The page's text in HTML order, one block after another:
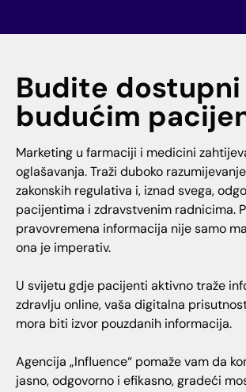
Budite dostupni
budućim
Marketing u farmaciji i medicini
oglašavanja. Traži duboko
zakonskih regulativa i, iznad svega,
pacijentima i zdravstvenim radnicima.
pravovremena informacija nije samo
ona je imperativ.
U svijetu gdje pacijenti aktivno traže
zdravlju online, vaša digitalna
mora biti izvor pouzdanih informacija.
Agencija „Influence“ pomaže vam da
jasno, odgovorno i efikasno, gradeći